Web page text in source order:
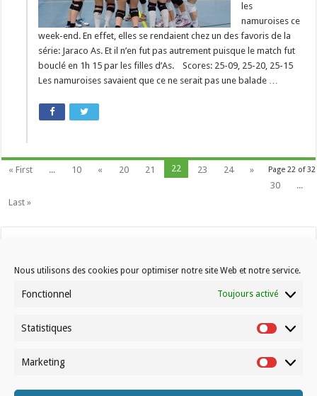
Nous utilisons des cookies pour optimiser notre site Web et notre service.
Fonctionnel Toujours activé
Statistiques
Marketing
les
namuroises ce
week-end. En effet, elles se rendaient chez un des favoris de la
série: Jaraco As. Et il n’en fut pas autrement puisque le match fut
bouclé en 1h 15 par les filles d’As. Scores: 25-09, 25-20, 25-15
Les namuroises savaient que ce ne serait pas une balade …
Page 22 of 32
« First ... 10 « 20 21 22 23 24
»
30
...
Last »
Contactez-nous